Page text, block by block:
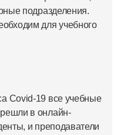
подразделения.
для учебного
Covid-19 все учебные
в онлайн-
и преподаватели